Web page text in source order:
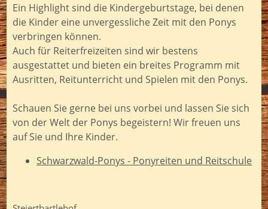
Ein Highlight sind die Kindergeburtstage, bei denen
die Kinder eine unvergessliche Zeit mit den Ponys
verbringen können.
Auch für Reiterfreizeiten sind wir bestens
ausgestattet und bieten ein breites Programm mit
Ausritten, Reitunterricht und Spielen mit den Ponys.
Schauen Sie gerne bei uns vorbei und lassen Sie sich
von der Welt der Ponys begeistern! Wir freuen uns
auf Sie und Ihre Kinder.
Schwarzwald-Ponys - Ponyreiten und Reitschule